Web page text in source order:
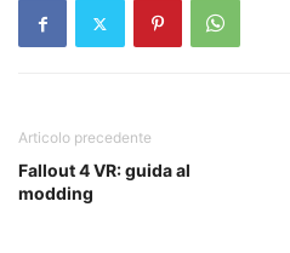
Articolo precedente
Fallout 4 VR: guida al
modding